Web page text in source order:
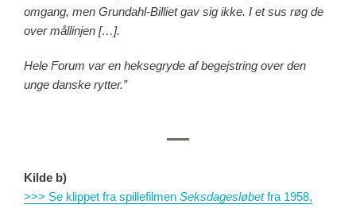
omgang, men Grundahl-Billiet gav sig ikke. I et sus røg de
over mållinjen […].
Hele Forum var en heksegryde af begejstring over den
unge danske rytter.”
Kilde b)
>>> Se klippet fra spillefilmen Seksdagesløbetfra 1958,